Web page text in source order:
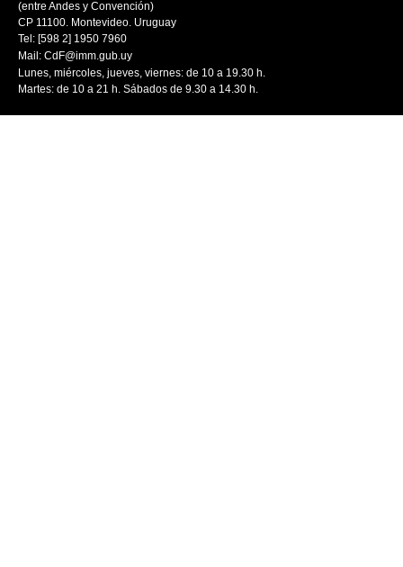
(entre Andes y Convención)
CP 11100. Montevideo. Uruguay
Tel: [598 2] 1950 7960
Mail: CdF@imm.gub.uy
Lunes, miércoles, jueves, viernes: de 10 a 19.30 h.
Martes: de 10 a 21 h. Sábados de 9.30 a 14.30 h.